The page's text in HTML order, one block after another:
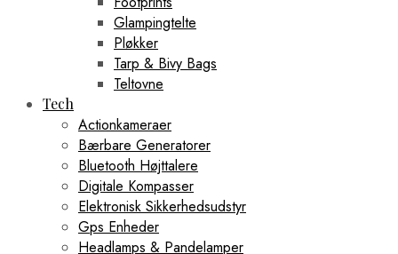
Glampingtelte
Pløkker
Tarp & Bivy Bags
Teltovne
Tech
Actionkameraer
Bærbare Generatorer
Bluetooth Højttalere
Digitale Kompasser
Elektronisk Sikkerhedsudstyr
Gps Enheder
Headlamps & Pandelamper